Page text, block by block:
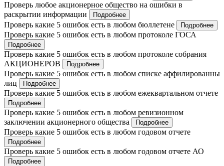
Проверь любое акционерное общество на ошибки в
раскрытии информации
Подробнее
Проверь какие 5 ошибок есть в любом бюллетене Подробнее
Проверь какие 5 ошибок есть в любом протоколе ГОСА
Подробнее
Проверь какие 5 ошибок есть в любом протоколе собрания
АКЦИОНЕРОВ
Подробнее
Проверь какие 5 ошибок есть в любом списке аффилированны
лиц
Подробнее
Проверь какие 5 ошибок есть в любом ежеквартальном отчете
Подробнее
Проверь какие 5 ошибок есть в любом ревизионном
заключении акционерного общества
Подробнее
Проверь какие 5 ошибок есть в любом годовом отчете
Подробнее
Проверь какие 5 ошибок есть в любом годовом отчете АО
Подробнее